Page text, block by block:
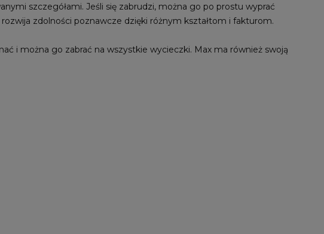
szczegółami. Jeśli się zabrudzi, można go po prostu wyprać
zdolności poznawcze dzięki różnym kształtom i fakturom.
i można go zabrać na wszystkie wycieczki. Max ma również swoją